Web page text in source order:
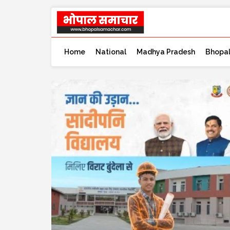
Home National Madhya Pradesh Bhopal